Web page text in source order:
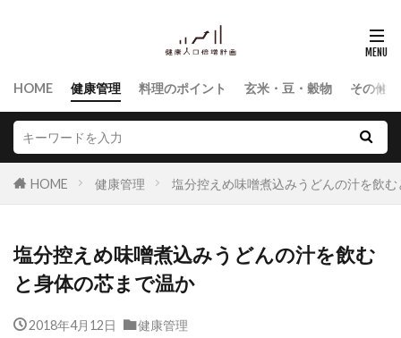
HOME 健康管理 料理のポイント 玄米・豆・穀物 その他
HOME 健康管理 塩分控えめ味噌煮込みうどんの汁を飲
塩分控えめ味噌煮込みうどんの汁を飲む
と身体の芯まで温か
2018年4月12日 健康管理